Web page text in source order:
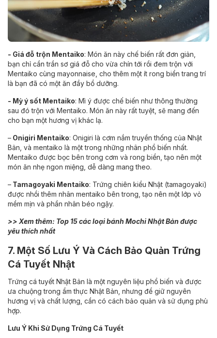
- Giá đỗ trộn Mentaiko: Món ăn này chế biến rất đơn giản,
bạn chỉ cần trần sơ giá đỗ cho vừa chín tới rồi đem trộn với
Mentaiko cùng mayonnaise, cho thêm một ít rong biển trang trí
là bạn đã có một ăn đầy bổ dưỡng.
- Mỳ ý sốt Mentaiko: Mì ý được chế biến như thông thường
sau đó trộn với Mentaiko. Món ăn này rất tuyệt, sẽ mang đến
cho bạn một hương vị khác lạ.
– Onigiri Mentaiko: Onigiri là cơm nắm truyền thống của Nhật
Bản, và mentaiko là một trong những nhân phổ biến nhất.
Mentaiko được bọc bên trong cơm và rong biển, tạo nên một
món ăn nhẹ ngon miệng, dễ dàng mang theo.
– Tamagoyaki Mentaiko: Trứng chiên kiểu Nhật (tamagoyaki)
được nhồi thêm nhân mentaiko bên trong, tạo nên một lớp vỏ
mềm mịn và phần nhân béo ngậy.
>> Xem thêm: Top 15các loại bánh Mochi Nhật Bản được
yêu thích nhất
7. Một Số Lưu Ý Và Cách Bảo Quản Trứng
Cá Tuyết Nhật
Trứng cá tuyết Nhật Bản là một nguyên liệu phổ biến và được
ưa chuộng trong ẩm thực Nhật Bản, nhưng để giữ nguyên
hương vị và chất lượng, cần có cách bảo quản và sử dụng phù
hợp.
Lưu Ý Khi Sử Dụng Trứng Cá Tuyết